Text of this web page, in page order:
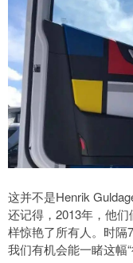
这并不是Henrik
还记得，2013年，他
样惊艳了所有人。时隔
我们有机会能一睹这幅“